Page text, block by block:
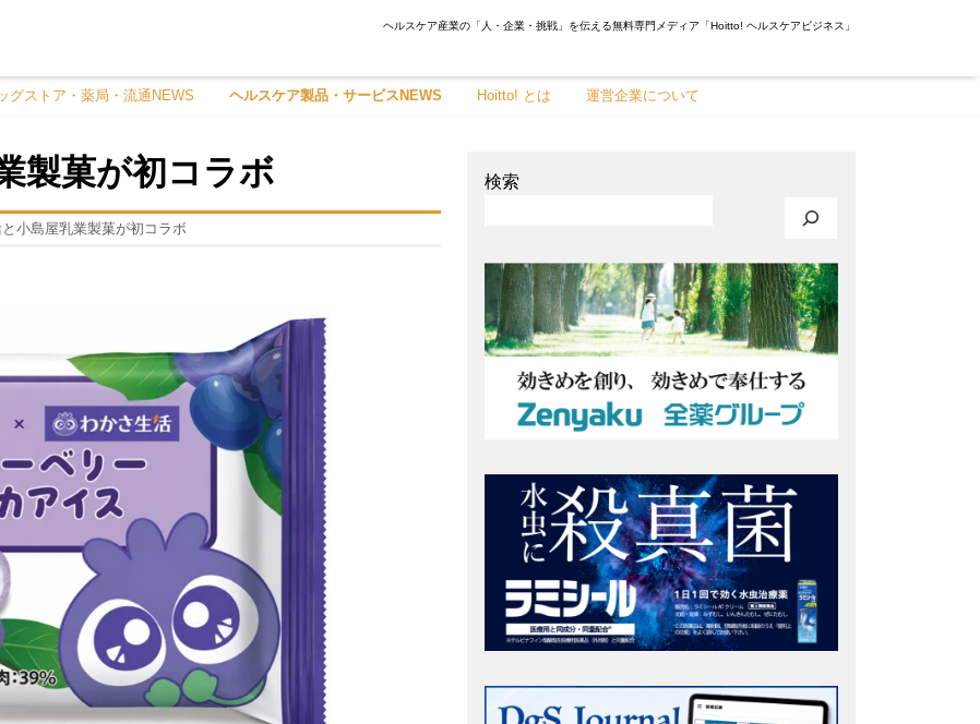
ヘルスケア産業の「人・企業・挑戦」を伝える無料専門メディア「Hoitto! ヘルスケアビジネス」
グストア・薬局・流通NEWS ヘルスケア製品・サービスNEWS Hoitto! とは 運営企業について
製菓が初コラボ
小島屋乳業製菓が初コラボ
検索